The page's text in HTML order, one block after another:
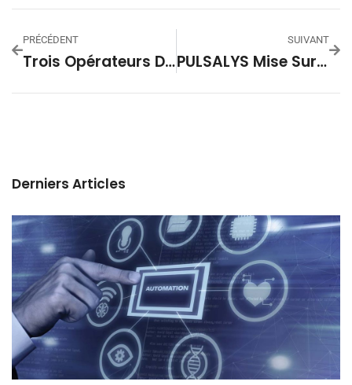
PRÉCÉDENT
Trois Opérateurs D’infrastructures Numériques De Confiance Créent Le Think & Do Tank Infralliance
SUIVANT
PULSALYS Mise Sur ITS Integra Pour Une Infrastructure Solide Et Sécurisée
Derniers Articles